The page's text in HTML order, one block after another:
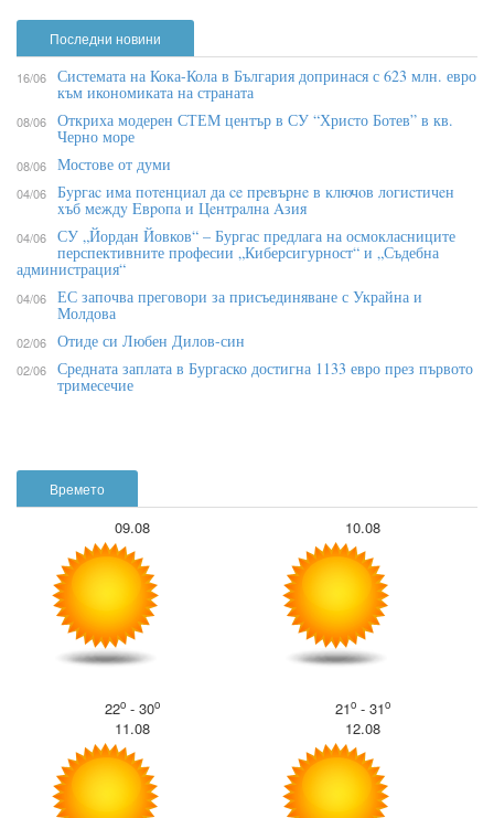
Времето
09.08
22o- 30o
10.08
21o- 31o
11.08 12.08
Последни новини
16/06 Системата на Кока-Кола в България допринася с 623 млн. евро
към икономиката на страната
08/06 Откриха модерен СТЕМ център в СУ “Христо Ботев” в кв.
Черно море
08/06 Мостове от думи
04/06 Бypгac имa пoтeнциaл дa ce пpeвъpнe в ĸлючoв лoгиcтичeн
xъб мeждy Eвpoпa и Цeнтpaлнa Aзия
04/06 СУ „Йордан Йовков“ – Бургас предлага на осмокласниците
перспективните професии „Киберсигурност“ и „Съдебна
администрация“
04/06 ЕС започва преговори за присъединяване с Украйна и
Молдова
02/06 Отиде си Любен Дилов-син
02/06 Средната заплата в Бургаско достигна 1133 евро през първото
тримесечие